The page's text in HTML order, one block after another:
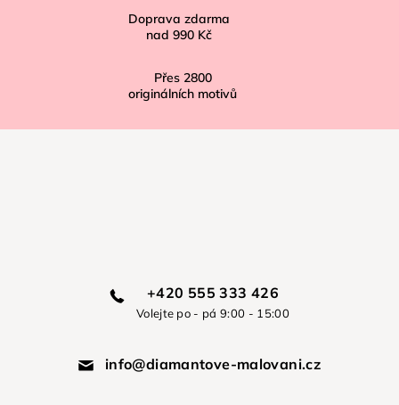
Doprava zdarma
nad 990 Kč
Přes 2800
originálních motivů
+420 555 333 426
Volejte po - pá 9:00 - 15:00
info@diamantove-malovani.cz